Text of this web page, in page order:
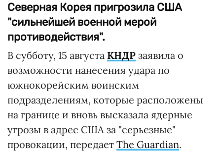
Северная Корея пригрозила США
"сильнейшей военной мерой
противодействия".
В субботу, 15 августа КНДР заявила о
возможности нанесения удара по
южнокорейским воинским
подразделениям, которые расположены
на границе и вновь высказала ядерные
угрозы в адрес США за "серьезные"
провокации, передает The Guardian.